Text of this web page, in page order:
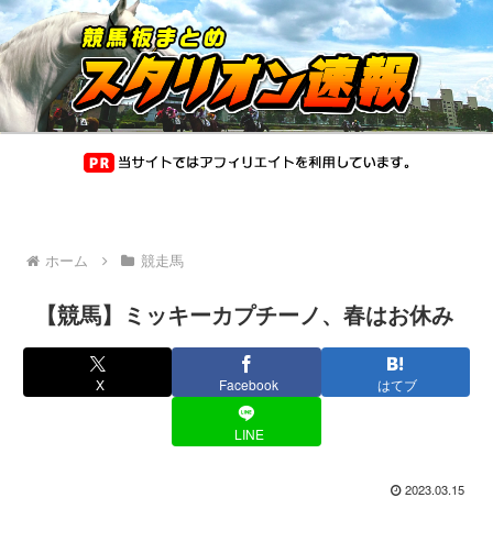
ホーム 競走馬
【競馬】ミッキーカプチーノ、春はお休み
X Facebook はてブ
LINE
2023.03.15